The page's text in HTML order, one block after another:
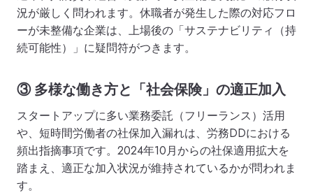
況が厳しく問われます。休職者が発生した際の対応フロ
ーが未整備な企業は、上場後の「サステナビリティ（持
続可能性）」に疑問符がつきます。
③ 多様な働き方と「社会保険」の適正加入
スタートアップに多い業務委託（フリーランス）活用
や、短時間労働者の社保加入漏れは、労務DDにおける
頻出指摘事項です。2024年10月からの社保適用拡大を
踏まえ、適正な加入状況が維持されているかが問われま
す。